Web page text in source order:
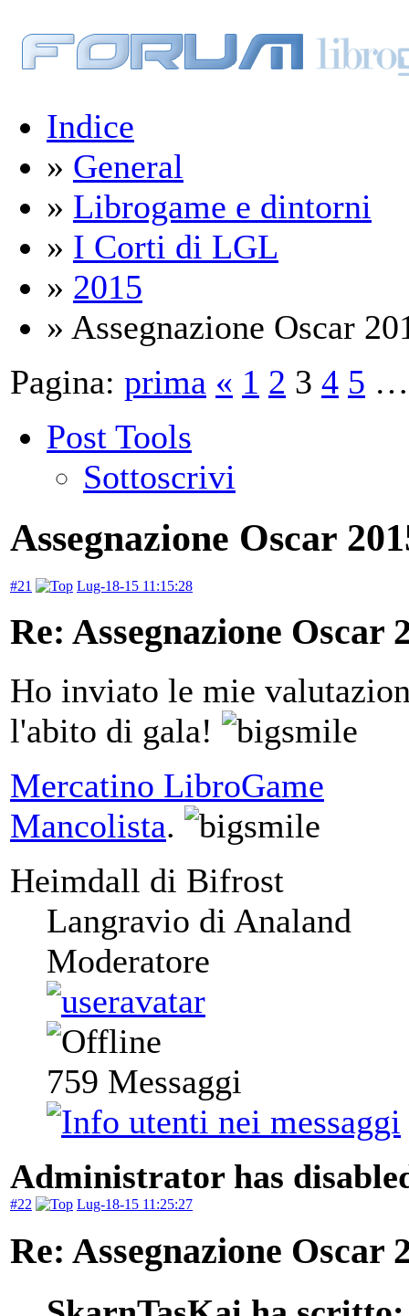
Indice
» General
» Librogame e dintorni
» I Corti di LGL
» 2015
» Assegnazione Oscar
Pagina: prima « 1 2 3 4 5 …
Post Tools
Sottoscrivi
Assegnazione Oscar
#21 Lug-18-15 11:15:28
Re: Assegnazione Oscar
Ho inviato le mie
l'abito di gala!
Mercatino LibroGame
Mancolista.
Heimdall di Bifrost
Langravio di Analand
Moderatore
759 Messaggi
Administrator has
#22 Lug-18-15 11:25:27
Re: Assegnazione Oscar